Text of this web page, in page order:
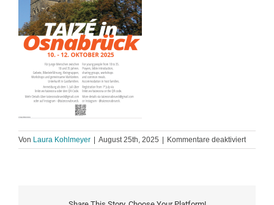
Von Laura Kohlmeyer | August 25th, 2025 | Kommentare deaktiviertfür